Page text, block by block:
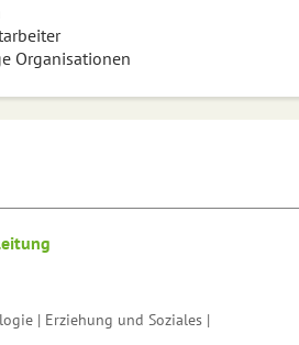
Organisationen
| Erziehung und Soziales |